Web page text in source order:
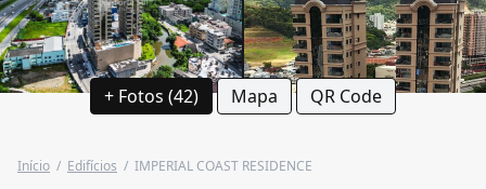
+ Fotos (42) Mapa QR Code
Início / Edifícios / IMPERIAL COAST RESIDENCE